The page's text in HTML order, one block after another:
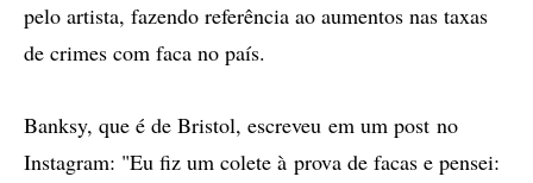
pelo artista, fazendo referência ao aumentos nas taxas
de crimes com faca no país.
Banksy, que é de Bristol, escreveu em um post no
Instagram: "Eu fiz um colete à prova de facas e pensei: